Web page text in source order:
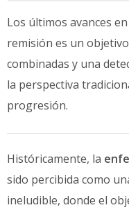
Los últimos avances
remisión es un
combinadas y una
la perspectiva
progresión.
Históricamente, la
sido percibida como
ineludible, donde el